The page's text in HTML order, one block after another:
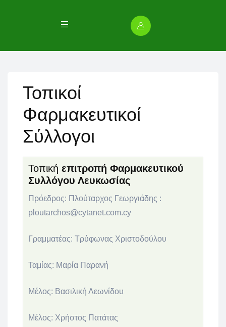
Τοπικοί
Φαρμακευτικοί
Σύλλογοι
Τοπική επιτροπή Φαρμακευτικού
Συλλόγου Λευκωσίας
Πρόεδρος: Πλούταρχος Γεωργιάδης :
ploutarchos@cytanet.com.cy
Γραμματέας: Tρύφωνας Χριστοδούλου
Ταμίας: Μαρία Παρανή
Μέλος: Bασιλική Λεωνίδου
Μέλος: Χρήστος Πατάτας